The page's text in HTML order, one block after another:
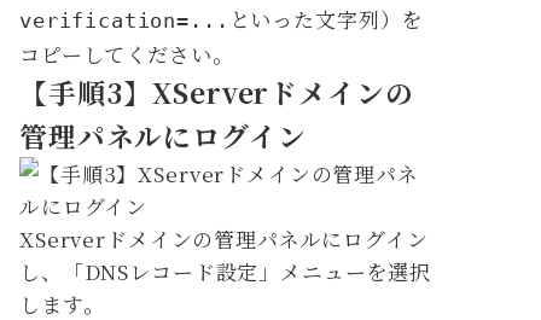
verification=... といった文字列）を
コピーしてください。
【手順3】XServerドメインの
管理パネルにログイン
XServerドメインの管理パネルにログイン
し、「DNSレコード設定」メニューを選択
します。